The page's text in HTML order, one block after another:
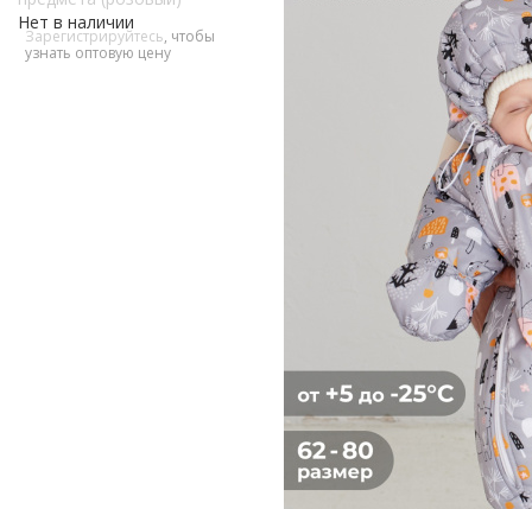
Нет в наличии
Зарегистрируйтесь, чтобы
узнать оптовую цену